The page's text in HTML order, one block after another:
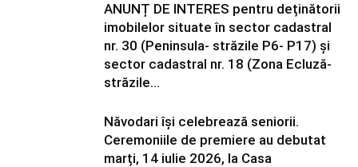
ANUNȚ DE INTERES pentru deținătorii
imobilelor situate în sector cadastral
nr. 30 (Peninsula- străzile P6- P17) și
sector cadastral nr. 18 (Zona Ecluză-
străzile...
Năvodari își celebrează seniorii.
Ceremoniile de premiere au debutat
marți, 14 iulie 2026, la Casa